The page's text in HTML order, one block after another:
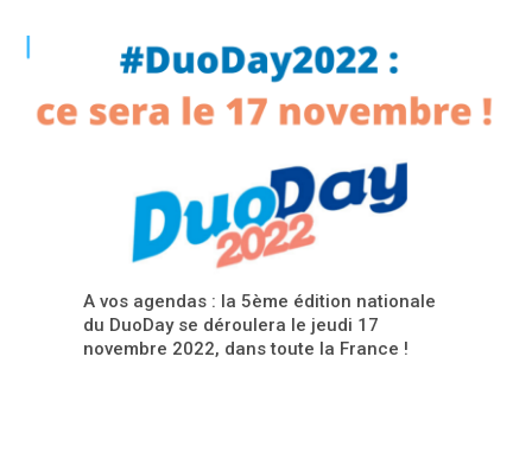
A vos agendas : la 5ème édition nationale
du DuoDay se déroulera le jeudi 17
novembre 2022, dans toute la France !